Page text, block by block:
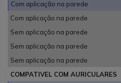
Com aplicação na parede
Com aplicação na parede
Sem aplicação na parede
Sem aplicação na parede
Sem aplicação na parede
COMPATIVEL COM AURICULARES